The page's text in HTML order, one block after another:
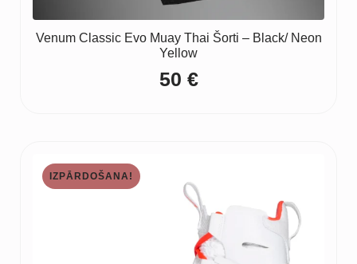
Venum Classic Evo Muay Thai Šorti – Black/ Neon
Yellow
50 €
IZPĀRDOŠANA!